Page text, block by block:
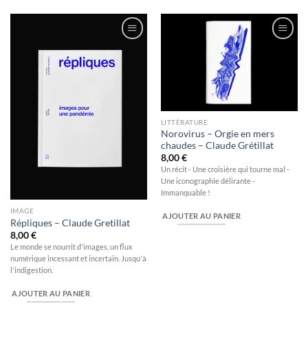
Ajouter
wishlist
IMAGE
Répliques – Claude Gretillat
8,00€
Le monde se nourrit d'images, un flux
numérique incessant et incertain. Jusqu'à
l'indigestion.
AJOUTER AU PANIER
LITTÉRATURE
Norovirus – Orgie en mers
chaudes – Claude Grétillat
8,00€
Un récit - Une croisière qui tourne mal -
Une iconographie délirante -
Immanquable !
AJOUTER AU PANIER